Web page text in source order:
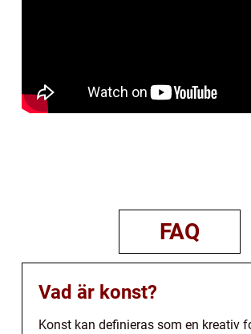
FAQ
Vad är konst?
Konst kan definieras som en kreativ